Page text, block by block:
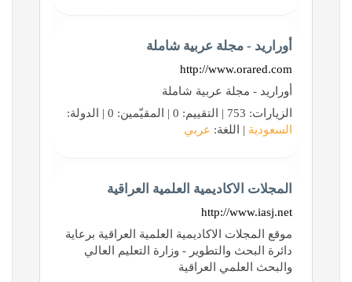
أوراريد - مجلة عربية شاملة
http://www.orared.com
أوراريد - مجلة عربية شاملة
الزيارات: 753 | التقييم: 0 | المقيّمين: 0 | الدولة:
السعودية | اللغة: عربي
المجلات الاكاديمية العلمية العراقية
http://www.iasj.net
موقع المجلات الاكاديمية العلمية العراقية برعاية
دائرة البحث والتطوير - وزارة التعليم العالي
والبحث العلمي العراقية